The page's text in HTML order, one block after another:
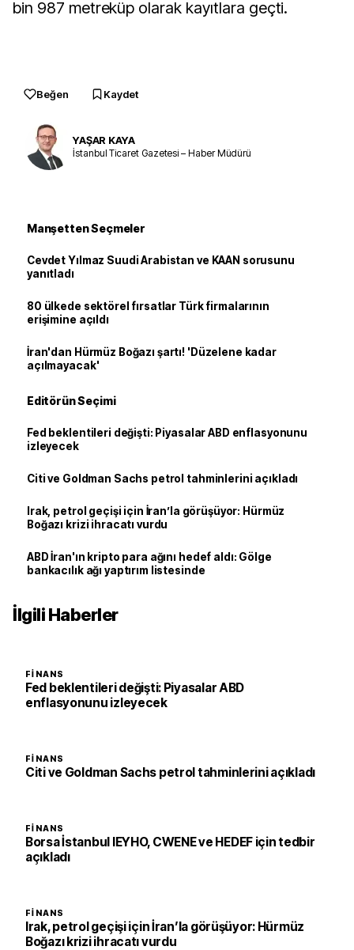
bin 987 metreküp olarak kayıtlara geçti.
Beğen Kaydet
YAŞAR KAYA
İstanbul Ticaret Gazetesi – Haber Müdürü
Manşetten Seçmeler
Cevdet Yılmaz Suudi Arabistan ve KAAN sorusunu
yanıtladı
80 ülkede sektörel fırsatlar Türk firmalarının
erişimine açıldı
İran'dan Hürmüz Boğazı şartı! 'Düzelene kadar
açılmayacak'
Editörün Seçimi
Fed beklentileri değişti: Piyasalar ABD enflasyonunu
izleyecek
Citi ve Goldman Sachs petrol tahminlerini açıkladı
Irak, petrol geçişi için İran’la görüşüyor: Hürmüz
Boğazı krizi ihracatı vurdu
ABD İran'ın kripto para ağını hedef aldı: Gölge
bankacılık ağı yaptırım listesinde
İlgili Haberler
FINANS
Fed beklentileri değişti: Piyasalar ABD
enflasyonunu izleyecek
FINANS
Citi ve Goldman Sachs petrol tahminlerini açıkladı
FINANS
Borsa İstanbul IEYHO, CWENE ve HEDEF için tedbir
açıkladı
FINANS
Irak, petrol geçişi için İran’la görüşüyor: Hürmüz
Boğazı krizi ihracatı vurdu